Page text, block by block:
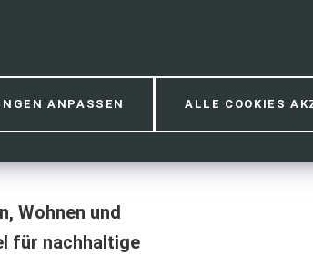
ANPASSEN ALLE COOKIES
und -
Wohnen und
für nachhaltige